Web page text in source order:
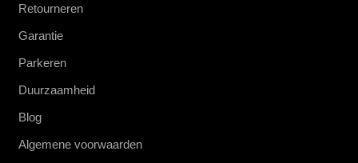
Retourneren
Garantie
Parkeren
Duurzaamheid
Blog
Algemene voorwaarden